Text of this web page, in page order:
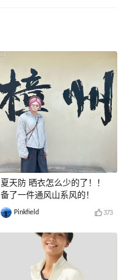
夏天防 晒衣怎么少的了！！
备了一件通风山系风的！
Pinkfield 373